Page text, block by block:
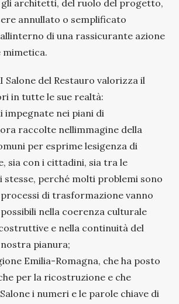
architetti, del ruolo del progetto,
annullato o semplificato
di una rassicurante azione
Salone del Restauro valorizza il
in tutte le sue realtà:
impegnate nei piani di
raccolte nellimmagine della
per esprime lesigenza di
sia con i cittadini, sia tra le
perché molti problemi sono
di trasformazione vanno
nella coerenza culturale
e nella continuità del
pianura;
Emilia-Romagna, che ha posto
per la ricostruzione e che
i numeri e le parole chiave di